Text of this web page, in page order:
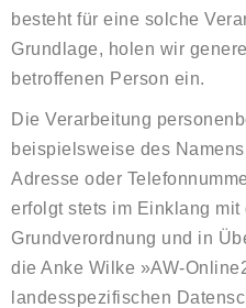
besteht für eine solche
Grundlage, holen wir
betroffenen Person ein.
Die Verarbeitung
beispielsweise des
Adresse oder
erfolgt stets im Einklang mit
Grundverordnung und in
die Anke Wilke »AW-
landesspezifischen